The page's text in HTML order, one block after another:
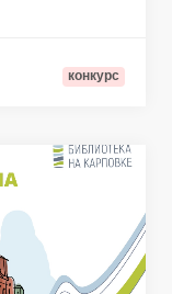
конкурс